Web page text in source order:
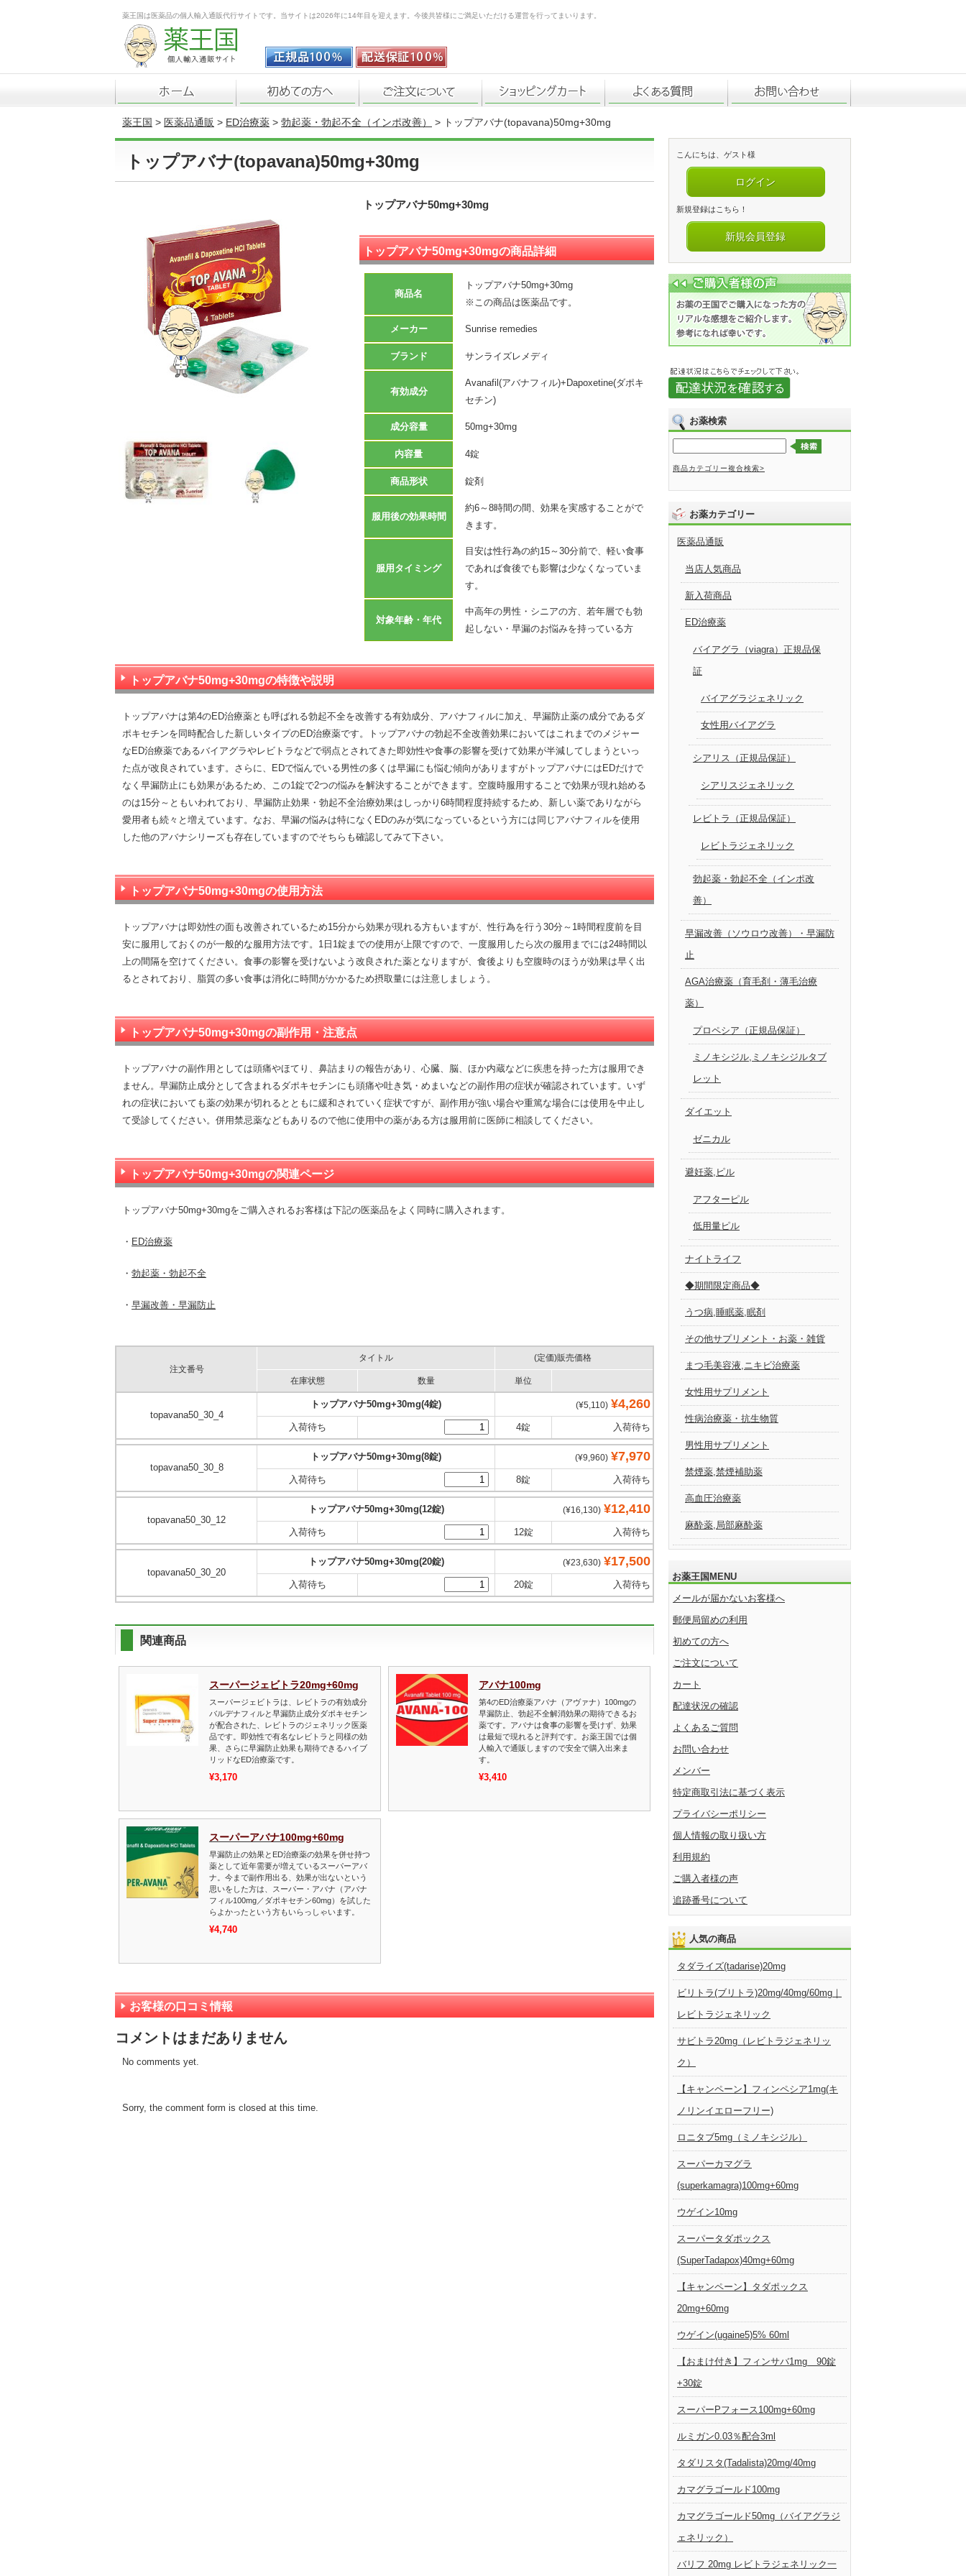
薬王国は医薬品の個人輸入通販代行サイトです。当サイトは2026年に14年目を迎えます。今後共皆様にご満足いただける運営を行ってまいります。
薬王国 > 医薬品通販 > ED治療薬 > 勃起薬・勃起不全（インポ改善） > トップアバナ(topavana)50mg+30mg
トップアバナ(topavana)50mg+30mg
トップアバナ50mg+30mg
トップアバナ50mg+30mgの商品詳細
商品名
トップアバナ50mg+30mg
※この商品は医薬品です。
メーカー Sunrise remedies
ブランド サンライズレメディ
有効成分
Avanafil(アバナフィル)+Dapoxetine(ダポキ
セチン)
成分容量 50mg+30mg
内容量 4錠
商品形状 錠剤
服用後の効果時間
約6～8時間の間、効果を実感することがで
きます。
服用タイミング
目安は性行為の約15～30分前で、軽い食事
であれば食後でも影響は少なくなっていま
す。
対象年齢・年代
中高年の男性・シニアの方、若年層でも勃
起しない・早漏のお悩みを持っている方
トップアバナ50mg+30mgの特徴や説明
トップアバナは第4のED治療薬とも呼ばれる勃起不全を改善する有効成分、アバナフィルに加え、早漏防止薬の成分であるダ
ポキセチンを同時配合した新しいタイプのED治療薬です。トップアバナの勃起不全改善効果においてはこれまでのメジャー
なED治療薬であるバイアグラやレビトラなどで弱点とされてきた即効性や食事の影響を受けて効果が半減してしまうといっ
た点が改良されています。さらに、EDで悩んでいる男性の多くは早漏にも悩む傾向がありますがトップアバナにはEDだけで
なく早漏防止にも効果があるため、この1錠で2つの悩みを解決することができます。空腹時服用することで効果が現れ始める
のは15分～ともいわれており、早漏防止効果・勃起不全治療効果はしっかり6時間程度持続するため、新しい薬でありながら
愛用者も続々と増えています。なお、早漏の悩みは特になくEDのみが気になっているという方には同じアバナフィルを使用
した他のアバナシリーズも存在していますのでそちらも確認してみて下さい。
トップアバナ50mg+30mgの使用方法
トップアバナは即効性の面も改善されているため15分から効果が現れる方もいますが、性行為を行う30分～1時間程度前を目
安に服用しておくのが一般的な服用方法です。1日1錠までの使用が上限ですので、一度服用したら次の服用までには24時間以
上の間隔を空けてください。食事の影響を受けないよう改良された薬となりますが、食後よりも空腹時のほうが効果は早く出
るとされており、脂質の多い食事は消化に時間がかかるため摂取量には注意しましょう。
トップアバナ50mg+30mgの副作用・注意点
トップアバナの副作用としては頭痛やほてり、鼻詰まりの報告があり、心臓、脳、ほか内蔵などに疾患を持った方は服用でき
ません。早漏防止成分として含まれるダポキセチンにも頭痛や吐き気・めまいなどの副作用の症状が確認されています。いず
れの症状においても薬の効果が切れるとともに緩和されていく症状ですが、副作用が強い場合や重篤な場合には使用を中止し
て受診してください。併用禁忌薬などもありるので他に使用中の薬がある方は服用前に医師に相談してください。
トップアバナ50mg+30mgの関連ページ
トップアバナ50mg+30mgをご購入されるお客様は下記の医薬品をよく同時に購入されます。
・ ED治療薬
・ 勃起薬・勃起不全
・ 早漏改善・早漏防止
注文番号
タイトル (定価)販売価格
在庫状態 数量 単位
topavana50_30_4
トップアバナ50mg+30mg(4錠) (¥5,110) ¥4,260
入荷待ち 4錠 入荷待ち
topavana50_30_8
トップアバナ50mg+30mg(8錠) (¥9,960) ¥7,970
入荷待ち 8錠 入荷待ち
topavana50_30_12
トップアバナ50mg+30mg(12錠) (¥16,130) ¥12,410
入荷待ち 12錠 入荷待ち
topavana50_30_20
トップアバナ50mg+30mg(20錠) (¥23,630) ¥17,500
入荷待ち 20錠 入荷待ち
関連商品
スーパージェビトラ20mg+60mg
スーパージェビトラは、レビトラの有効成分
バルデナフィルと早漏防止成分ダポキセチン
が配合された、レビトラのジェネリック医薬
品です。即効性で有名なレビトラと同様の効
果、さらに早漏防止効果も期待できるハイブ
リッドなED治療薬です。
¥3,170
アバナ100mg
第4のED治療薬アバナ（アヴァナ）100mgの
早漏防止、勃起不全解消効果の期待できるお
薬です。アバナは食事の影響を受けず、効果
は最短で現れると評判です。お薬王国では個
人輸入で通販しますので安全で購入出来ま
す。
¥3,410
スーパーアバナ100mg+60mg
早漏防止の効果とED治療薬の効果を併せ持つ
薬として近年需要が増えているスーパーアバ
ナ。今まで副作用出る、効果が出ないという
思いをした方は、スーパー・アバナ（アバナ
フィル100mg／ダポキセチン60mg）を試した
らよかったという方もいらっしゃいます。
¥4,740
お客様の口コミ情報
コメントはまだありません
No comments yet.
Sorry, the comment form is closed at this time.
こんにちは、ゲスト様
ログイン
新規登録はこちら！
新規会員登録
お薬検索
商品カテゴリー複合検索>
お薬カテゴリー
医薬品通販
当店人気商品
新入荷商品
ED治療薬
バイアグラ（viagra）正規品保
証
バイアグラジェネリック
女性用バイアグラ
シアリス（正規品保証）
シアリスジェネリック
レビトラ（正規品保証）
レビトラジェネリック
勃起薬・勃起不全（インポ改
善）
早漏改善（ソウロウ改善）・早漏防
止
AGA治療薬（育毛剤・薄毛治療
薬）
プロペシア（正規品保証）
ミノキシジル,ミノキシジルタブ
レット
ダイエット
ゼニカル
避妊薬,ピル
アフターピル
低用量ピル
ナイトライフ
◆期間限定商品◆
うつ病,睡眠薬,眠剤
その他サプリメント・お薬・雑貨
まつ毛美容液,ニキビ治療薬
女性用サプリメント
性病治療薬・抗生物質
男性用サプリメント
禁煙薬,禁煙補助薬
高血圧治療薬
麻酔薬,局部麻酔薬
お薬王国MENU
メールが届かないお客様へ
郵便局留めの利用
初めての方へ
ご注文について
カート
配達状況の確認
よくあるご質問
お問い合わせ
メンバー
特定商取引法に基づく表示
プライバシーポリシー
個人情報の取り扱い方
利用規約
ご購入者様の声
追跡番号について
人気の商品
タダライズ(tadarise)20mg
ビリトラ(ブリトラ)20mg/40mg/60mg｜
レビトラジェネリック
サビトラ20mg（レビトラジェネリッ
ク）
【キャンペーン】フィンペシア1mg(キ
ノリンイエローフリー)
ロニタブ5mg（ミノキシジル）
スーパーカマグラ
(superkamagra)100mg+60mg
ウゲイン10mg
スーパータダポックス
(SuperTadapox)40mg+60mg
【キャンペーン】タダポックス
20mg+60mg
ウゲイン(ugaine5)5% 60ml
【おまけ付き】フィンサバ1mg 90錠
+30錠
スーパーPフォース100mg+60mg
ルミガン0.03％配合3ml
タダリスタ(Tadalista)20mg/40mg
カマグラゴールド100mg
カマグラゴールド50mg（バイアグラジ
ェネリック）
バリフ 20mg レビトラジェネリック一